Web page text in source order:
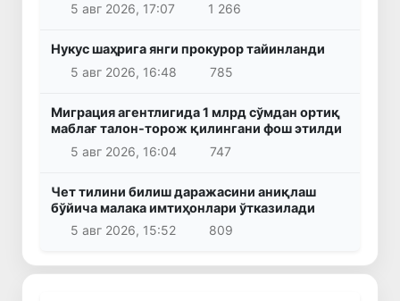
5 авг 2026, 17:07
1 266
Нукус шаҳрига янги прокурор тайинланди
5 авг 2026, 16:48
785
Миграция агентлигида 1 млрд сўмдан ортиқ
маблағ талон-торож қилингани фош этилди
5 авг 2026, 16:04
747
Чет тилини билиш даражасини аниқлаш
бўйича малака имтиҳонлари ўтказилади
5 авг 2026, 15:52
809